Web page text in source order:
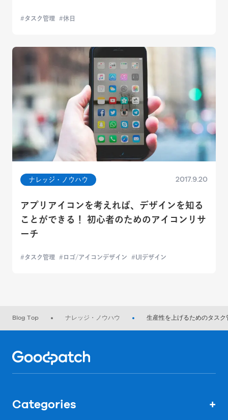
タスク管理 休日
ナレッジ・ノウハウ 2017.9.20
アプリアイコンを考えれば、デザインを知る
ことができる！ 初心者のためのアイコンリサ
ーチ
タスク管理 ロゴ/アイコンデザイン UIデザイン
Blog Top ナレッジ・ノウハウ 生産性を上げるためのタスク
Categories +